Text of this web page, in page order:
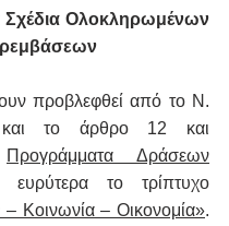
Σχέδια Ολοκληρωμένων
προβλεφθεί από το Ν.
και το άρθρο 12 και
Προγράμματα Δράσεων
– Κοινωνία – Οικονομία».